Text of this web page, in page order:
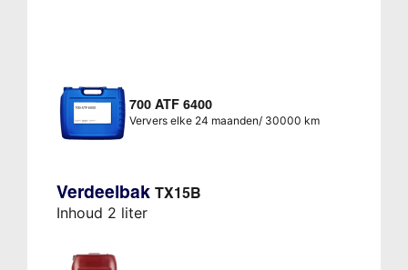
700 ATF 6400
Ververs elke 24 maanden/ 30000 km
Verdeelbak TX15B
Inhoud 2 liter